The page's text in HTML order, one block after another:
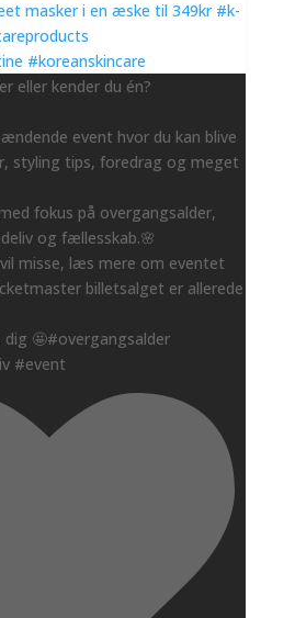
eller kender du én?
event hvor du kan blive
styling tips, foredrag og meget
fokus på overgangsalder,
og fællesskab.🌸
vil misse, læs mere om eventet
billetsalget er allerede
🤩#overgangsalder
#event